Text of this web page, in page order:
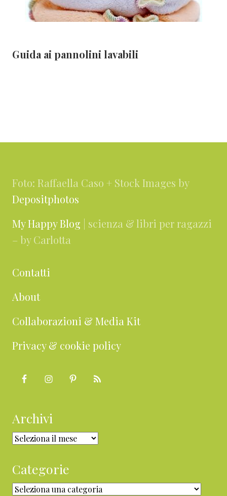
Guida ai pannolini lavabili
Foto: Raffaella Caso + Stock Images by
Depositphotos
My Happy Blog | scienza & libri per ragazzi
– by Carlotta
Contatti
About
Collaborazioni & Media Kit
Privacy & cookie policy
Archivi
Archivi
Categorie
Categorie